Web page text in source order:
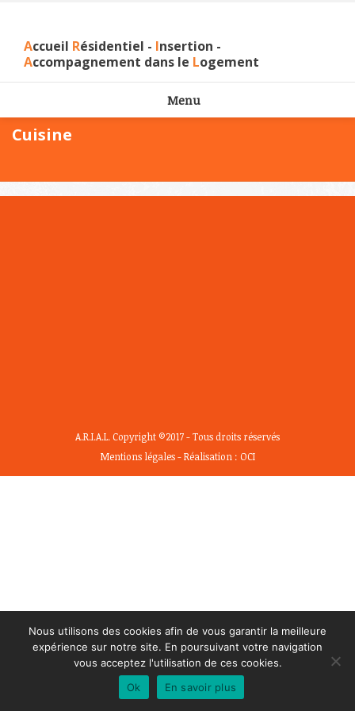
Accueil Résidentiel - Insertion -
Accompagnement dans le Logement
Menu
Cuisine
A.R.I.A.L. Copyright ©2017 - Tous droits réservés
Mentions légales- Réalisation : OCI
Nous utilisons des cookies afin de vous garantir la meilleure
expérience sur notre site. En poursuivant votre navigation
vous acceptez l'utilisation de ces cookies.
Ok
En savoir plus